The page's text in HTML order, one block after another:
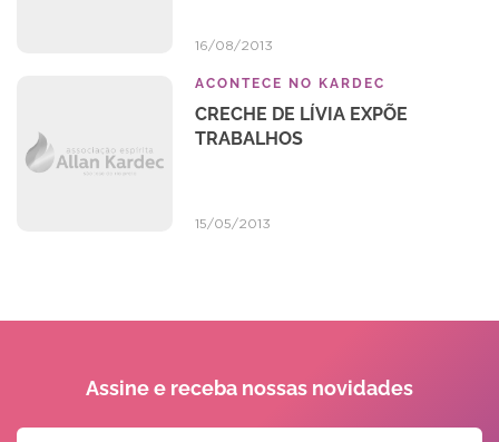
16/08/2013
ACONTECE NO KARDEC
CRECHE DE LÍVIA EXPÕE
TRABALHOS
15/05/2013
Assine e receba nossas novidades